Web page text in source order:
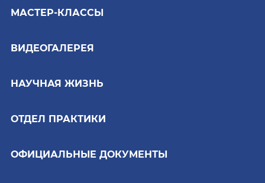
МАСТЕР-КЛАССЫ
ВИДЕОГАЛЕРЕЯ
НАУЧНАЯ ЖИЗНЬ
ОТДЕЛ ПРАКТИКИ
ОФИЦИАЛЬНЫЕ ДОКУМЕНТЫ